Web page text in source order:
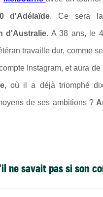
d'Adélaïde. Ce sera la
d'Australie. A 38 ans, le
travaille dur, comme
Instagram, et aura
, où il a déjà triomphé
de ses ambitions ?
ne savait pas si son